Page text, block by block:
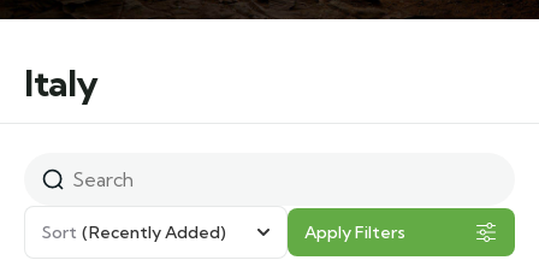
Italy
Sort (Recently Added) Apply Filters